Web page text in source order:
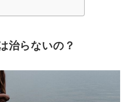
治らないの？